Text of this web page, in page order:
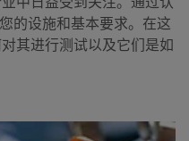
的设施和基本要求。在这
其进行测试以及它们是如